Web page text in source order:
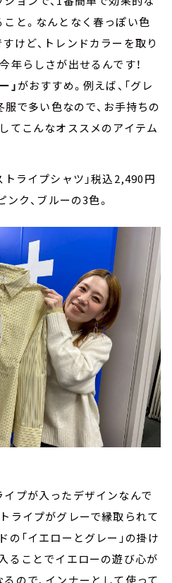
と。なんとなく春っぽい色
けど、トレンドカラーを取り
年らしさが出せるんです！
」がおすすめ。例えば、「グレ
で多い色なので、お手持ちの
てこんなオススメのアイテム
ライプシャツ」税込2,490円
ンク、ブルーの3色。
プが入ったデザインなんで
ライプがグレーで縁取られて
の「イエローとグレー」の掛け
ることでイエローの遊び心が
ので、インナーとして使って